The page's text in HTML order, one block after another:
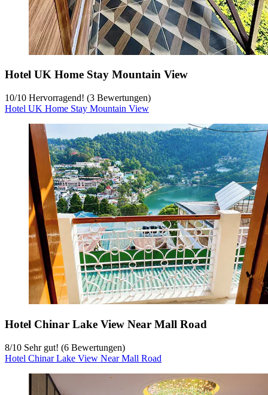
Hotel UK Home Stay Mountain View
10/10 Hervorragend! (3 Bewertungen)
Hotel UK Home Stay Mountain View
Hotel Chinar Lake View Near Mall Road
8/10 Sehr gut! (6 Bewertungen)
Hotel Chinar Lake View Near Mall Road